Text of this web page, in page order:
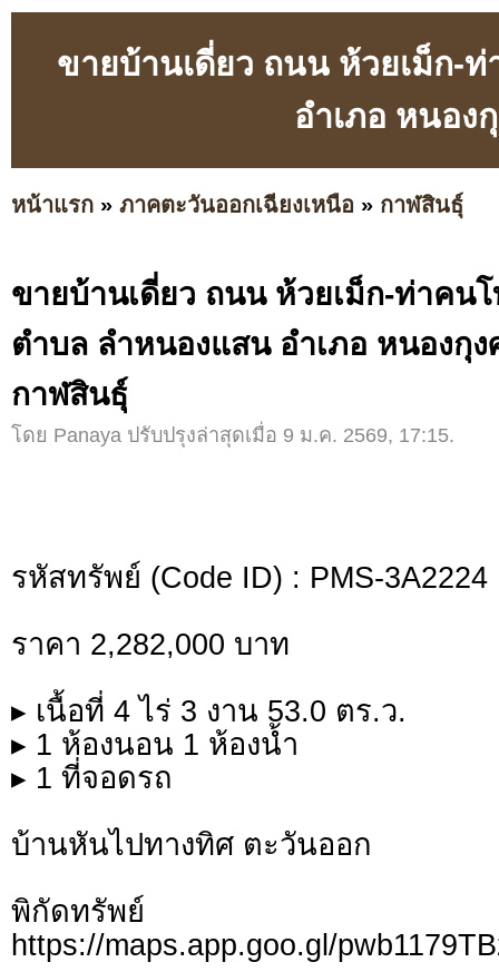
ขายบ้านเดี่ยว ถนน ห้วยเม็ก-
อำเภอ หนอง
หน้าแรก » ภาคตะวันออกเฉียงเหนือ » กาฬสินธุ์
ขายบ้านเดี่ยว ถนน ห้วยเม็ก-ท่าคน
ตำบล ลำหนองแสน อำเภอ หนองกุง
กาฬสินธุ์
โดย Panaya ปรับปรุงล่าสุดเมื่อ 9 ม.ค. 2569, 17:15.
รหัสทรัพย์ (Code ID) : PMS-3A2224
ราคา 2,282,000 บาท
▸ เนื้อที่ 4 ไร่ 3 งาน 53.0 ตร.ว.
▸ 1 ห้องนอน 1 ห้องน้ำ
▸ 1 ที่จอดรถ
บ้านหันไปทางทิศ ตะวันออก
พิกัดทรั
https://maps.app.goo.gl/